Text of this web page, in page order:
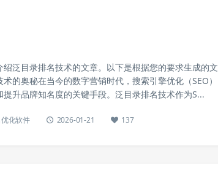
泛目录排名技术的文章。以下是根据您的要求生成的文
的奥秘在当今的数字营销时代，搜索引擎优化（SEO）
升品牌知名度的关键手段。泛目录排名技术作为S...
化软件 2026-01-21 137